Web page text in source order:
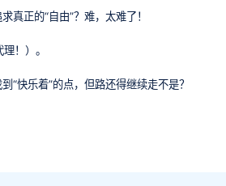
真正的“自由”？难，太难了！
！）。
快乐着”的点，但路还得继续走不是？